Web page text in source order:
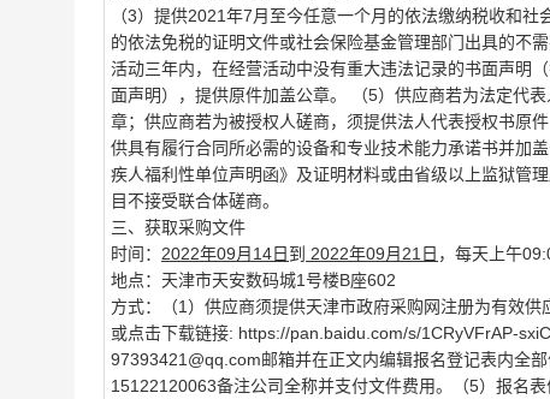
（3）提供2021年7月至今任意一个月的依法缴纳税收和
的依法免税的证明文件或社会保险基金管理部门出具的不
活动三年内，在经营活动中没有重大违法记录的书面声明
面声明），提供原件加盖公章。 （5）供应商若为法定代
章；供应商若为被授权人磋商，须提供法人代表授权书原
供具有履行合同所必需的设备和专业技术能力承诺书并加
疾人福利性单位声明函》及证明材料或由省级以上监狱管
目不接受联合体磋商。
三、获取采购文件
时间： 2022年09月14日 到 2022年09月21日 ，每天上午
地点：天津市天安数码城1号楼B座602
方式：（1）供应商须提供天津市政府采购网注册为有效供
或点击下载链接: https://pan.baidu.com/s/1CRyVFrAP-
97393421@qq.com邮箱并在正文内编辑报名登记表内全
15122120063备注公司全称并支付文件费用。（5）报名